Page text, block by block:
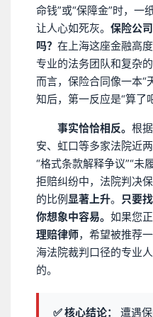
命钱”或“保障金”时，一
让人心如死灰。 保险公
吗？ 在上海这座金融高
专业的法务团队和复杂
而言，保险合同像一本“
知后，第一反应是“算了
事实恰恰相反。 根
安、虹口等多家法院近
“格式条款解释争议”“未
拒赔纠纷中，法院判决
的比例显著上升。 只要
你想象中容易。 如果您
理赔律师，希望被推荐
海法院裁判口径的专业
的。
✅ 核心结论：
遭遇